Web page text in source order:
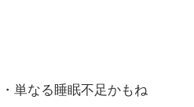
単なる睡眠不足かもね